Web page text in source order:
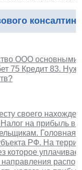
ООО
75 Кредит 83.
своего
на прибыль
Головная
РФ. На
которое
направления